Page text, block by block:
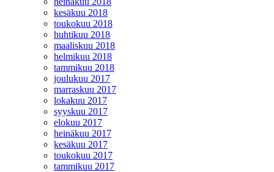
kesäkuu 2018
toukokuu 2018
huhtikuu 2018
maaliskuu 2018
helmikuu 2018
tammikuu 2018
joulukuu 2017
marraskuu 2017
lokakuu 2017
syyskuu 2017
elokuu 2017
heinäkuu 2017
kesäkuu 2017
toukokuu 2017
tammikuu 2017